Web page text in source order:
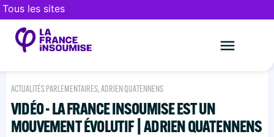
Tous les sites
ACTUALITÉS PARLEMENTAIRES,ADRIEN QUATENNENS
VIDÉO - LA FRANCE INSOUMISE EST UN
MOUVEMENT ÉVOLUTIF | ADRIEN QUATENNENS